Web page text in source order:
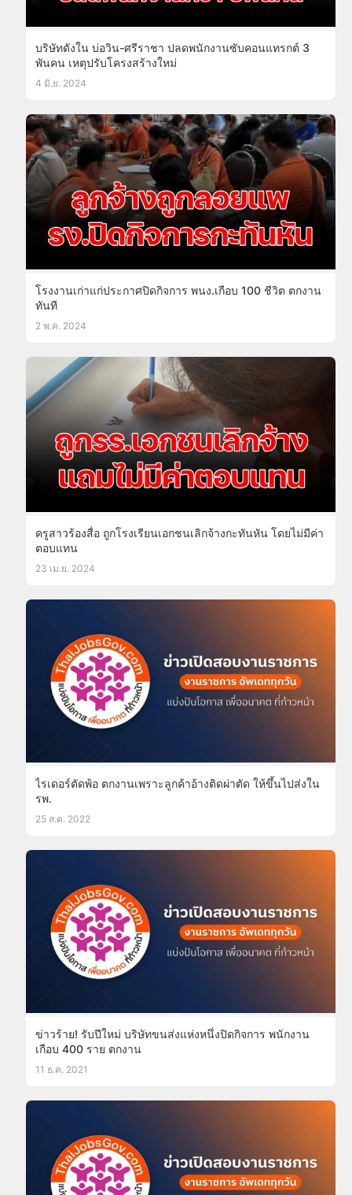
บริษัทดังใน บ่อวิน-ศรีราชา ปลดพนักงานซับคอนแทรกต์ 3
พันคน เหตุปรับโครงสร้างใหม่
4 มิ.ย. 2024
โรงงานเก่าแก่ประกาศปิดกิจการ พนง.เกือบ 100 ชีวิต ตกงาน
ทันที
2 พ.ค. 2024
ครูสาวร้องสื่อ ถูกโรงเรียนเอกชนเลิกจ้างกะทันหัน โดยไม่มีค่า
ตอบแทน
23 เม.ย. 2024
ไรเดอร์ตัดพ้อ ตกงานเพราะลูกค้าอ้างติดผ่าตัด ให้ขึ้นไปส่งใน
รพ.
25 ส.ค. 2022
ข่าวร้าย! รับปีใหม่ บริษัทขนส่งแห่งหนึ่งปิดกิจการ พนักงาน
เกือบ 400 ราย ตกงาน
11 ธ.ค. 2021